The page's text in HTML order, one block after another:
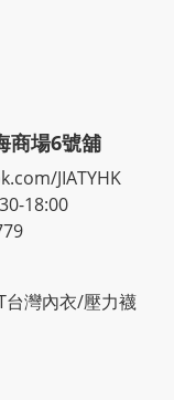
商場6號舖
JIATYHK
18:00
灣內衣/壓力襪